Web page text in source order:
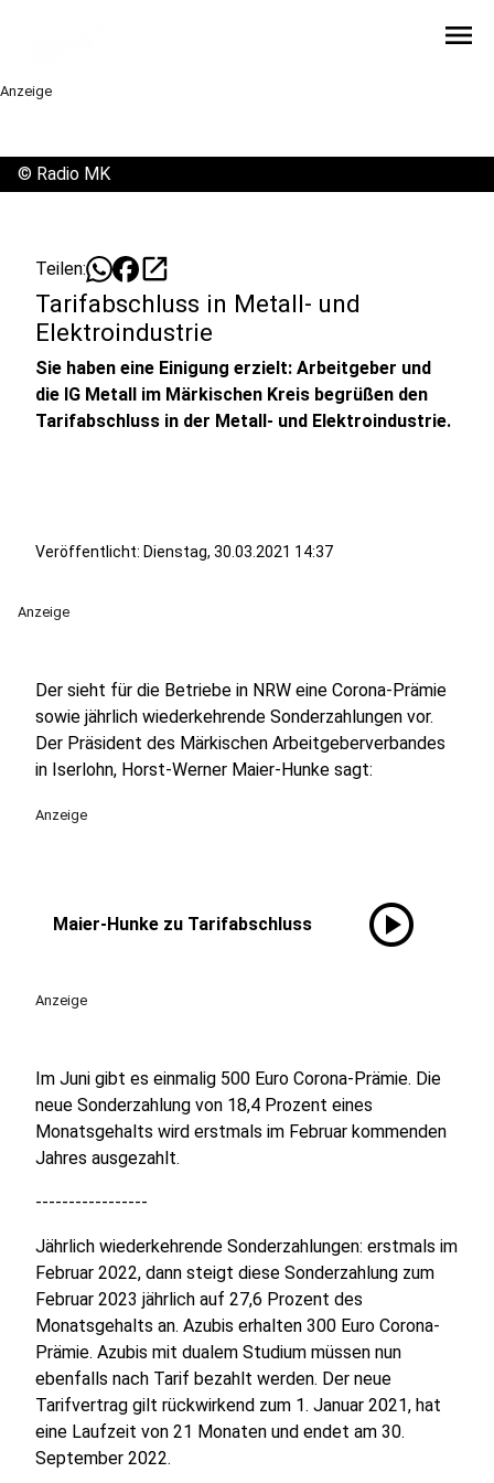
menu
Anzeige
© Radio MK
Teilen: open_in_new
Tarifabschluss in Metall- und
Elektroindustrie
Sie haben eine Einigung erzielt: Arbeitgeber und
die IG Metall im Märkischen Kreis begrüßen den
Tarifabschluss in der Metall- und Elektroindustrie.
Veröffentlicht: Dienstag, 30.03.2021 14:37
Anzeige
Der sieht für die Betriebe in NRW eine Corona-Prämie
sowie jährlich wiederkehrende Sonderzahlungen vor.
Der Präsident des Märkischen Arbeitgeberverbandes
in Iserlohn, Horst-Werner Maier-Hunke sagt:
Anzeige
Maier-Hunke zu Tarifabschluss play_circle
Anzeige
Im Juni gibt es einmalig 500 Euro Corona-Prämie. Die
neue Sonderzahlung von 18,4 Prozent eines
Monatsgehalts wird erstmals im Februar kommenden
Jahres ausgezahlt.
-----------------
Jährlich wiederkehrende Sonderzahlungen: erstmals im
Februar 2022, dann steigt diese Sonderzahlung zum
Februar 2023 jährlich auf 27,6 Prozent des
Monatsgehalts an. Azubis erhalten 300 Euro Corona-
Prämie. Azubis mit dualem Studium müssen nun
ebenfalls nach Tarif bezahlt werden. Der neue
Tarifvertrag gilt rückwirkend zum 1. Januar 2021, hat
eine Laufzeit von 21 Monaten und endet am 30.
September 2022.